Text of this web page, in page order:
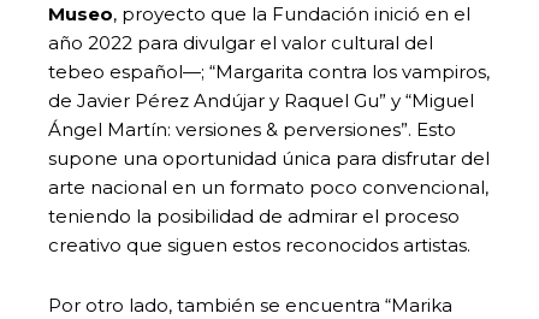
Museo, proyecto que la Fundación inició en el
año 2022 para divulgar el valor cultural del
tebeo español—; “Margarita contra los vampiros,
de Javier Pérez Andújar y Raquel Gu” y “Miguel
Ángel Martín: versiones & perversiones”. Esto
supone una oportunidad única para disfrutar del
arte nacional en un formato poco convencional,
teniendo la posibilidad de admirar el proceso
creativo que siguen estos reconocidos artistas.
Por otro lado, también se encuentra “Marika